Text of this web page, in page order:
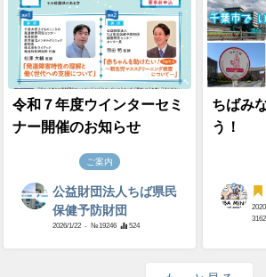
令和７年度ウインターセミ
ナー開催のお知らせ
ご案内
公益財団法人ちば県民
保健予防財団
2026/1/22 - №19246 524
ちばみ
う！
3162